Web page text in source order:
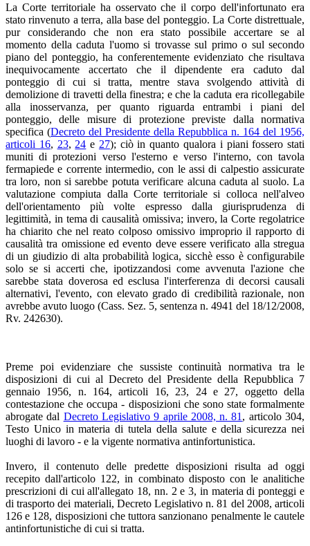
La Corte territoriale ha osservato che il corpo dell'infortunato era
stato rinvenuto a terra, alla base del ponteggio. La Corte distrettuale,
pur considerando che non era stato possibile accertare se al
momento della caduta l'uomo si trovasse sul primo o sul secondo
piano del ponteggio, ha conferentemente evidenziato che risultava
inequivocamente accertato che il dipendente era caduto dal
ponteggio di cui si tratta, mentre stava svolgendo attività di
demolizione di travetti della finestra; e che la caduta era ricollegabile
alla inosservanza, per quanto riguarda entrambi i piani del
ponteggio, delle misure di protezione previste dalla normativa
specifica (Decreto del Presidente della Repubblica n. 164 del 1956,
articoli 16, 23, 24 e 27); ciò in quanto qualora i piani fossero stati
muniti di protezioni verso l'esterno e verso l'interno, con tavola
fermapiede e corrente intermedio, con le assi di calpestio assicurate
tra loro, non si sarebbe potuta verificare alcuna caduta al suolo. La
valutazione compiuta dalla Corte territoriale si colloca nell'alveo
dell'orientamento più volte espresso dalla giurisprudenza di
legittimità, in tema di causalità omissiva; invero, la Corte regolatrice
ha chiarito che nel reato colposo omissivo improprio il rapporto di
causalità tra omissione ed evento deve essere verificato alla stregua
di un giudizio di alta probabilità logica, sicchè esso è configurabile
solo se si accerti che, ipotizzandosi come avvenuta l'azione che
sarebbe stata doverosa ed esclusa l'interferenza di decorsi causali
alternativi, l'evento, con elevato grado di credibilità razionale, non
avrebbe avuto luogo (Cass. Sez. 5, sentenza n. 4941 del 18/12/2008,
Rv. 242630).
Preme poi evidenziare che sussiste continuità normativa tra le
disposizioni di cui al Decreto del Presidente della Repubblica 7
gennaio 1956, n. 164, articoli 16, 23, 24 e 27, oggetto della
contestazione che occupa - disposizioni che sono state formalmente
abrogate dal Decreto Legislativo 9 aprile 2008, n. 81 , articolo 304,
Testo Unico in materia di tutela della salute e della sicurezza nei
luoghi di lavoro - e la vigente normativa antinfortunistica.
Invero, il contenuto delle predette disposizioni risulta ad oggi
recepito dall'articolo 122, in combinato disposto con le analitiche
prescrizioni di cui all'allegato 18, nn. 2 e 3, in materia di ponteggi e
di trasporto dei materiali, Decreto Legislativo n. 81 del 2008, articoli
126 e 128, disposizioni che tuttora sanzionano penalmente le cautele
antinfortunistiche di cui si tratta.